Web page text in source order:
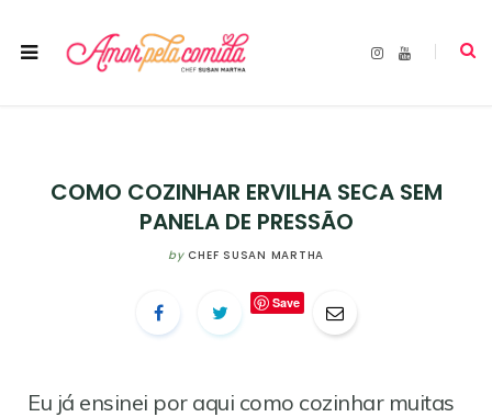
I
Y
COMO COZINHAR ERVILHA SECA SEM
PANELA DE PRESSÃO
by CHEF SUSAN MARTHA
Save
Eu já ensinei por aqui como cozinhar muitas